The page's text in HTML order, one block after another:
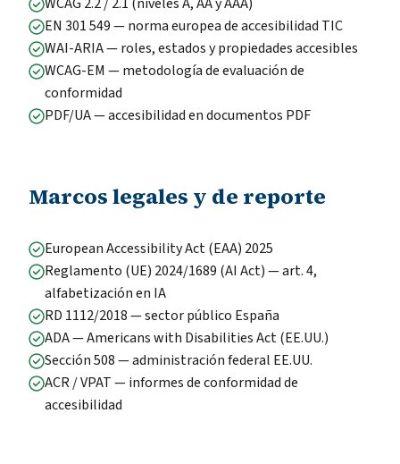
EN 301 549 — norma europea de accesibilidad TIC
WAI-ARIA — roles, estados y propiedades accesibles
WCAG-EM — metodología de evaluación de
conformidad
PDF/UA — accesibilidad en documentos PDF
Marcos legales y de reporte
European Accessibility Act (EAA) 2025
Reglamento (UE) 2024/1689 (AI Act) — art. 4,
alfabetización en IA
RD 1112/2018 — sector público España
ADA — Americans with Disabilities Act (EE.UU.)
Sección 508 — administración federal EE.UU.
ACR / VPAT — informes de conformidad de
accesibilidad